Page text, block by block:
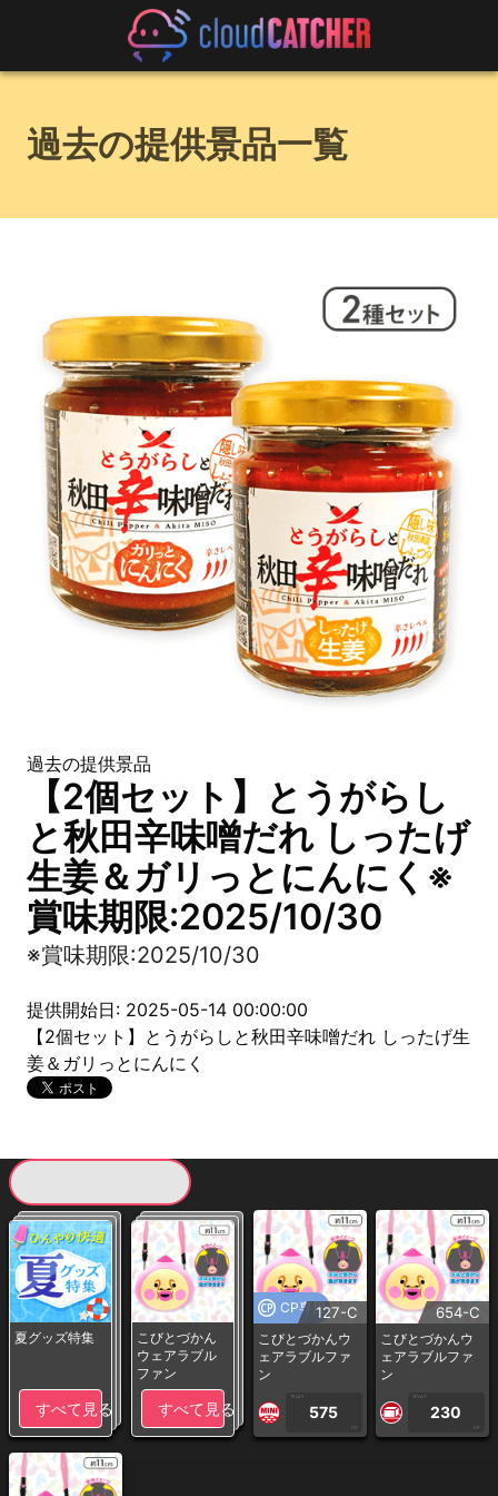
過去の提供景品一覧
過去の提供景品
【2個セット】とうがらし
と秋田辛味噌だれ しったげ
生姜＆ガリっとにんにく※
賞味期限:2025/10/30
※賞味期限:2025/10/30
提供開始日: 2025-05-14 00:00:00
【2個セット】とうがらしと秋田辛味噌だれ しったげ生
姜＆ガリっとにんにく
夏グッズ特集
すべて見る
こびとづかん
ウェアラブル
ファン
すべて見る
CP専用127-C
こびとづかんウ
ェアラブルファ
ン
1PLAY
575
CP
654-C
こびとづかんウ
ェアラブルファ
ン
1PLAY
230
CP